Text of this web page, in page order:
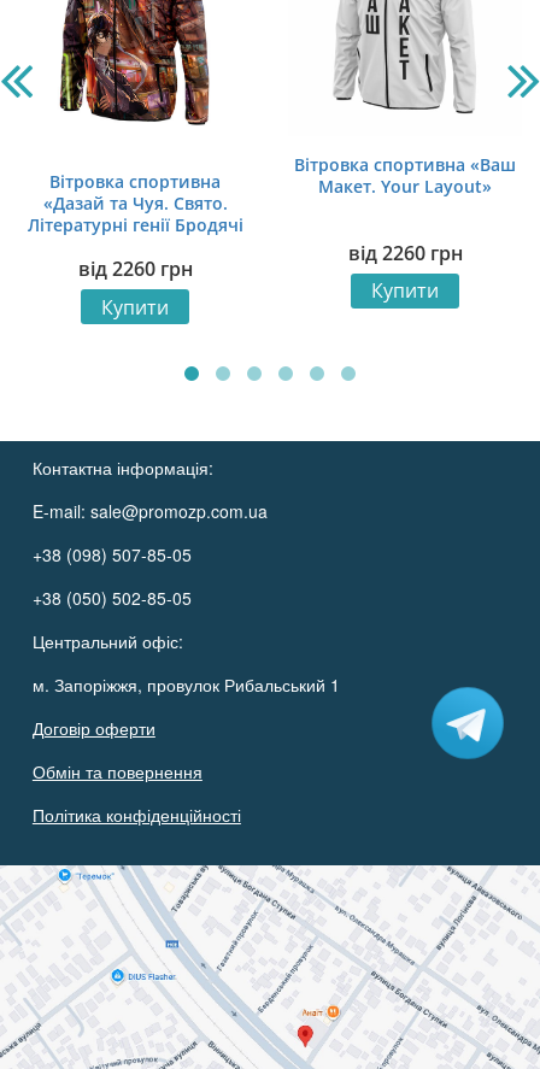
Вітровка спортивна
«Дазай та Чуя. Свято.
Літературні генії Бродячі
Bungo Stray Dogs»
від2260 грн
Купити
Вітровка спортивна «Ваш
Макет. Your Layout»
від2260 грн
Купити
Контактна інформація:
E-mail: sale@promozp.com.ua
+38 (098) 507-85-05
+38 (050) 502-85-05
Центральний офіс:
м. Запоріжжя, провулок Рибальський 1
Договір оферти
Обмін та повернення
Політика конфіденційності